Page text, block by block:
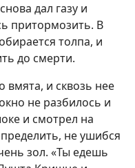
дал газу и
притормозить. В
толпа, и
до смерти.
и сквозь нее
не разбилось и
и смотрел на
не ушибся
зол. «Ты едешь